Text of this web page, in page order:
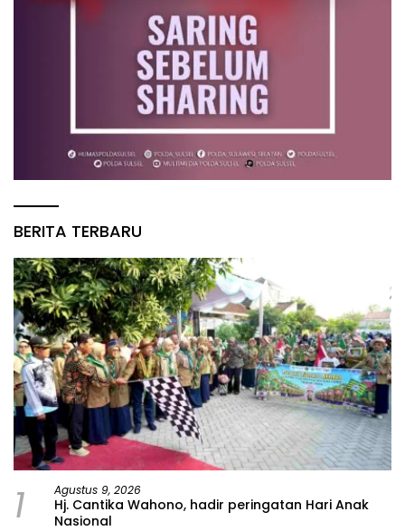
BERITA TERBARU
1 Agustus 9, 2026
Hj. Cantika Wahono, hadir peringatan Hari Anak
Nasional